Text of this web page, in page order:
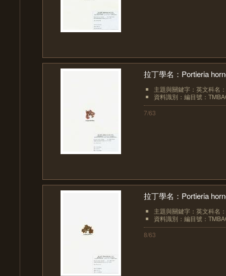
拉丁學名：Portieria
主題與關鍵字：英文科名
資料識別：編目號：
7/63
拉丁學名：Portieria
主題與關鍵字：英文科名
資料識別：編目號：
8/63